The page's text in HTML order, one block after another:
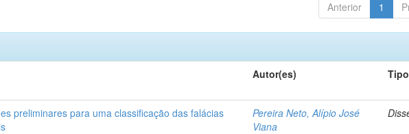
Anterior 1
Autor(es) Tipo
preliminares para uma classificação das falácias
Pereira Neto, Alípio José
Viana